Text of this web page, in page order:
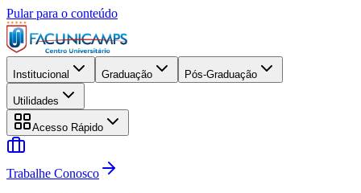
Pular para o conteúdo
Institucional Graduação Pós-Graduação
Utilidades
Acesso Rápido
Trabalhe Conosco